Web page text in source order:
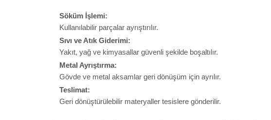
Söküm İşlemi:
Kullanılabilir parçalar ayrıştırılır.
Sıvı ve Atık Giderimi:
Yakıt, yağ ve kimyasallar güvenli şekilde boşaltılır.
Metal Ayrıştırma:
Gövde ve metal aksamlar geri dönüşüm için ayrılır.
Teslimat:
Geri dönüştürülebilir materyaller tesislere gönderilir.